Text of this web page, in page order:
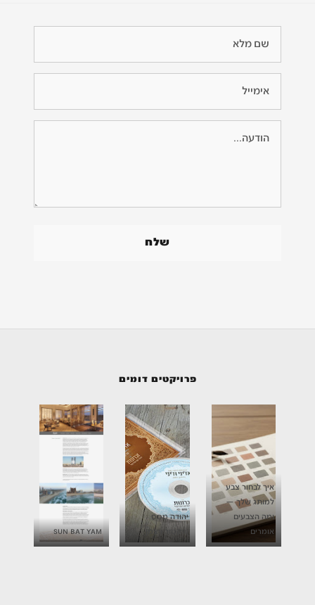
פרויקטים דומים
איך לבחור צבע
למותג שלך —
ומה הצבעים
אומרים
יהודה מסס
וויקטור ויצמן
SUN BAT YAM